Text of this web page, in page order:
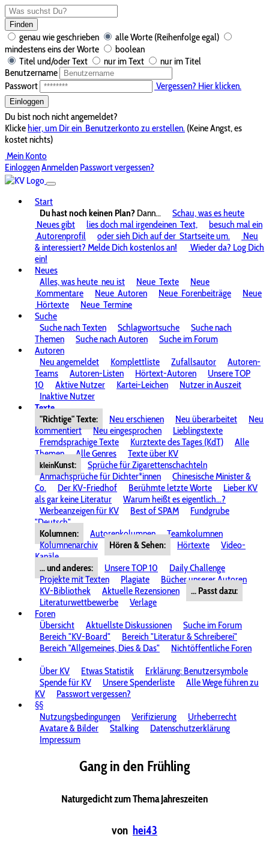
Finden
genau wie geschrieben
alle Worte (Reihenfolge egal)
mindestens eins der Worte
boolean
Titel und/oder Text
nur im Text
nur im Titel
Benutzername
Passwort
Vergessen? Hier klicken.
Einloggen
Du bist noch nicht angemeldet?
Klickehier, um Dir ein Benutzerkonto zu erstellen. (Keine Angst, es
kostet nichts)
Mein Konto
EinloggenAnmelden Passwort vergessen?
Start
Du hast noch keinen Plan? Dann...
Schau, was es heute
Neues gibt
lies doch mal irgendeinen Text,
besuch mal ein
Autorenprofil
oder sieh Dich auf der Startseite um.
Neu
& interessiert? Melde Dich kostenlos an!
Wieder da? Log Dich
ein!
Neues
Alles, was heute neu ist Neue Texte
Neue
Kommentare
Neue Autoren Neue Forenbeiträge
Neue
Hörtexte
Neue Termine
Suche
Suche nach Texten
Schlagwortsuche
Suche nach
Themen
Suche nach Autoren
Suche im Forum
Autoren
Neu angemeldet
Komplettliste Zufallsautor
Autoren-
Teams
Autoren-Listen Hörtext-Autoren
Unsere TOP
10
Aktive Nutzer Kartei-Leichen
Nutzer in Auszeit
Inaktive Nutzer
Texte
"Richtige" Texte:
Neu erschienen Neu überarbeitet
Neu
kommentiert
Neu eingesprochen
Lieblingstexte
Fremdsprachige Texte
Kurztexte des Tages (KdT)
Alle
Themen
Alle Genres Texte über KV
kleinKunst:
Sprüche für Zigarettenschachteln
Anmachsprüche für Dichter*innen
Chinesische Minister &
Co.
Der KV-Friedhof Berühmte letzte Worte
Lieber KV
als gar keine Literatur
Warum heißt es eigentlich...?
Werbeanzeigen für KV
Best of SPAM
Fundgrube
"Deutsch"
Kolumnen:
Autorenkolumnen
Teamkolumnen
Kolumnenarchiv
Hören & Sehen: Hörtexte
Video-
Kanäle
... und anderes:
Unsere TOP 10
Daily Challenge
Projekte mit Texten
Plagiate
Bücher unserer Autoren
KV-Bibliothek
Aktuelle Rezensionen
... Passt dazu:
Literaturwettbewerbe
Verlage
Foren
Übersicht
Aktuellste Diskussionen
Suche im Forum
Bereich "KV-Board"
Bereich "Literatur & Schreiberei"
Bereich "Allgemeines, Dies & Das"
Nichtöffentliche Foren
Über KV
Etwas Statistik
Erklärung: Benutzersymbole
Spende für KV
Unsere Spenderliste
Alle Wege führen zu
KV
Passwort vergessen?
§§
Nutzungsbedingungen
Verifizierung
Urheberrecht
Avatare & Bilder
Stalking
Datenschutzerklärung
Impressum
Gang in den Frühling
Naturgedicht zum Thema Jahreszeiten
von hei43